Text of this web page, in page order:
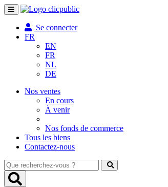
Toggle
navigation
Se connecter
FR
EN
FR
NL
DE
Nos ventes
En cours
À venir
Nos fonds de commerce
Tous les biens
Contactez-nous
Que
recherchez-
vous